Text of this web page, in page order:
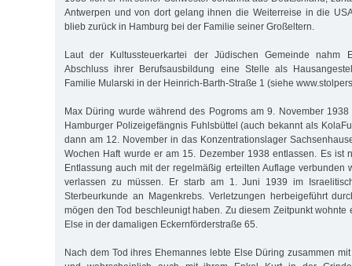
Antwerpen und von dort gelang ihnen die Weiterreise in die
blieb zurück in Hamburg bei der Familie seiner Großeltern.
Laut der Kultussteuerkartei der Jüdischen Gemeinde nahm
Abschluss ihrer Berufsausbildung eine Stelle als
Familie Mularski in der Heinrich-Barth-Straße 1 (siehe
Max Düring wurde während des Pogroms am 9. November
Hamburger Polizeigefängnis Fuhlsbüttel (auch bekannt als
dann am 12. November in das Konzentrationslager
Wochen Haft wurde er am 15. Dezember 1938 entlassen. Es ist
Entlassung auch mit der regelmäßig erteilten Auflage verbunden
verlassen zu müssen. Er starb am 1. Juni 1939 im
Sterbeurkunde an Magenkrebs. Verletzungen herbeigeführt
mögen den Tod beschleunigt haben. Zu diesem Zeitpunkt wohnte
Else in der damaligen Eckernförderstraße 65.
Nach dem Tod ihres Ehemannes lebte Else Düring zusammen